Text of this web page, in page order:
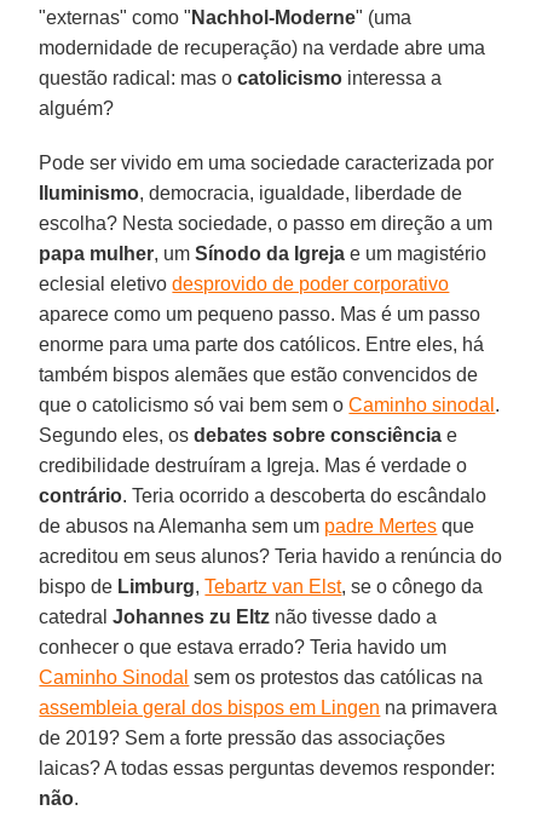
"externas" como " Nachhol-Moderne" (uma
modernidade de recuperação) na verdade abre uma
questão radical: mas ocatolicismo interessa a
alguém?
Pode ser vivido em uma sociedade caracterizada por
Iluminismo, democracia, igualdade, liberdade de
escolha? Nesta sociedade, o passo em direção a um
papa mulher, umSínodo da Igreja e um magistério
eclesial eletivodesprovido de poder corporativo
aparece como um pequeno passo. Mas é um passo
enorme para uma parte dos católicos. Entre eles, há
também bispos alemães que estão convencidos de
que o catolicismo só vai bem sem oCaminho sinodal .
Segundo eles, osdebates sobre consciência e
credibilidade destruíram a Igreja. Mas é verdade o
contrário. Teria ocorrido a descoberta do escândalo
de abusos na Alemanha sem um padre Mertes que
acreditou em seus alunos? Teria havido a renúncia do
bispo de Limburg,Tebartz van Elst, se o cônego da
catedralJohannes zu Eltz não tivesse dado a
conhecer o que estava errado? Teria havido um
Caminho Sinodal sem os protestos das católicas na
assembleia geral dos bispos em Lingen na primavera
de 2019? Sem a forte pressão das associações
laicas? A todas essas perguntas devemos responder:
não.